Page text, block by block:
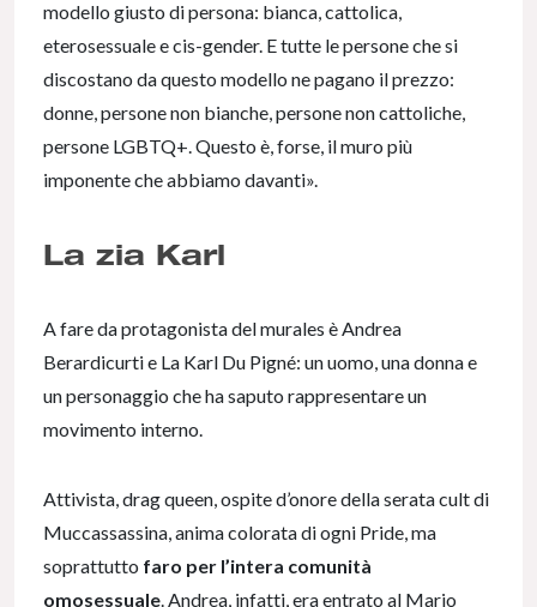
modello giusto di persona: bianca, cattolica,
eterosessuale e cis-gender. E tutte le persone che si
discostano da questo modello ne pagano il prezzo:
donne, persone non bianche, persone non cattoliche,
persone LGBTQ+. Questo è, forse, il muro più
imponente che abbiamo davanti».
La zia Karl
A fare da protagonista del murales è Andrea
Berardicurti e La Karl Du Pigné: un uomo, una donna e
un personaggio che ha saputo rappresentare un
movimento interno.
Attivista, drag queen, ospite d’onore della serata cult di
Muccassassina, anima colorata di ogni Pride, ma
soprattutto faro per l’intera comunità
omosessuale. Andrea, infatti, era entrato al Mario